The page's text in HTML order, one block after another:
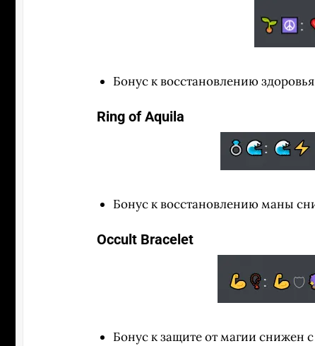
Бонус к восстановлению
Ring of Aquila
Бонус к восстановлению маны
Occult Bracelet
Бонус к защите от магии снижен с